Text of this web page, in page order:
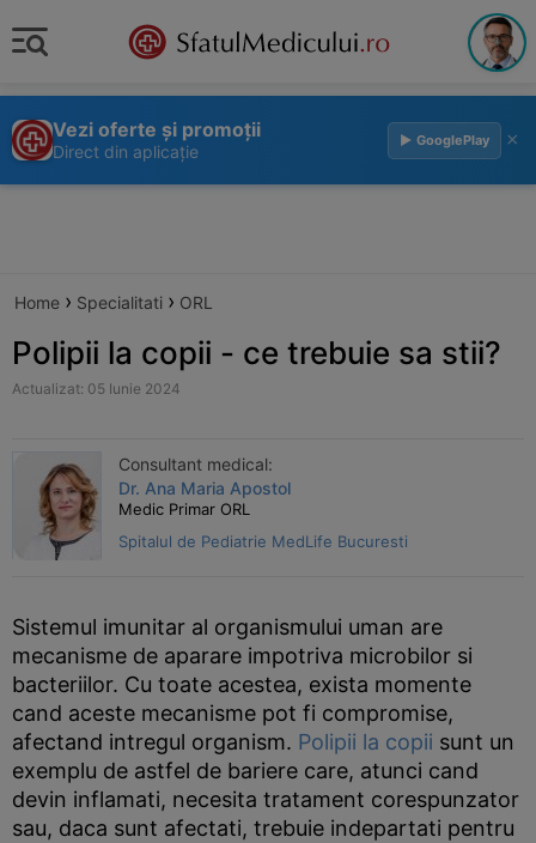
Vezi oferte și promoții
Direct din aplicație
▶ GooglePlay ×
Home › Specialitati › ORL
Polipii la copii - ce trebuie sa stii?
Actualizat: 05 Iunie 2024
Consultant medical:
Dr. Ana Maria Apostol
Medic Primar ORL
Spitalul de Pediatrie MedLife Bucuresti
Sistemul imunitar al organismului uman are
mecanisme de aparare impotriva microbilor si
bacteriilor. Cu toate acestea, exista momente
cand aceste mecanisme pot fi compromise,
afectand intregul organism. Polipii la copii sunt un
exemplu de astfel de bariere care, atunci cand
devin inflamati, necesita tratament corespunzator
sau, daca sunt afectati, trebuie indepartati pentru